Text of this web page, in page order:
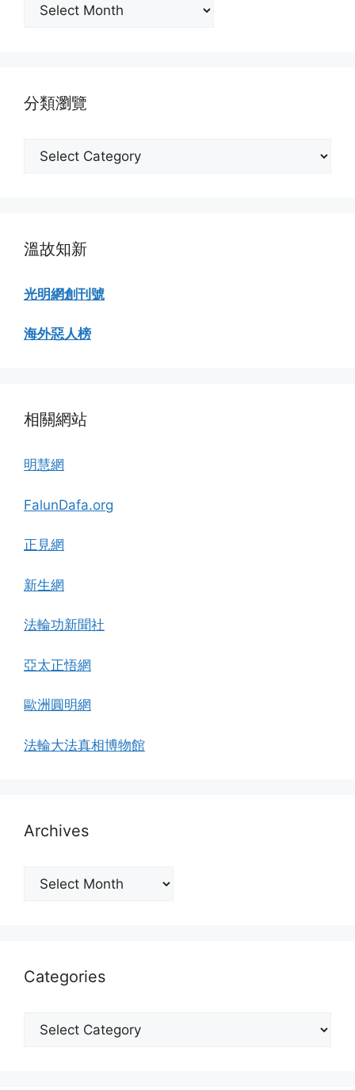
分類瀏覽
溫故知新
光明網創刊號
海外惡人榜
相關網站
明慧網
FalunDafa.org
正見網
新生網
法輪功新聞社
亞太正悟網
歐洲圓明網
法輪大法真相博物館
Archives
Archives
Categories
Categories